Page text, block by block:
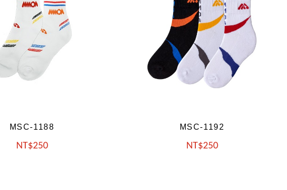
MSC-1192
NT 250
MSC-1194
NT 250